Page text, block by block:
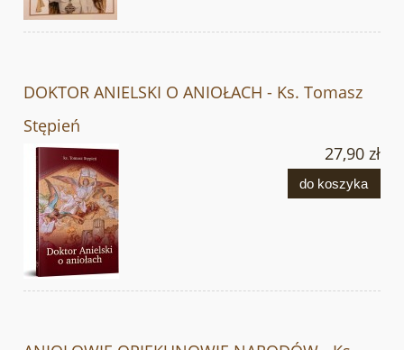
DOKTOR ANIELSKI O ANIOŁACH - Ks. Tomasz
Stępień
27,90 zł
do koszyka